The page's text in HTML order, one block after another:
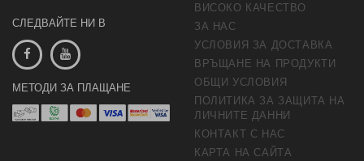
СЛЕДВАЙТЕ НИ В
МЕТОДИ ЗА ПЛАЩАНЕ
ВИСОКО КАЧЕСТВО
ЗА НАС
УСЛОВИЯ ЗА ДОСТАВКА
ВРЪЩАНЕ НА ПРОДУКТИ
ОБЩИ УСЛОВИЯ
ПОЛИТИКА ЗА ЗАЩИТА НА
ЛИЧНИТЕ ДАННИ
КОНТАКТ С НАС
КАРТА НА САЙТА